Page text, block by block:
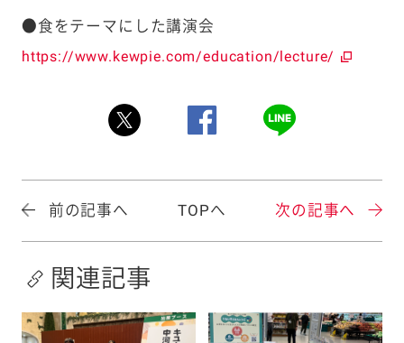
●食をテーマにした講演会
https://www.kewpie.com/education/lecture/
前の記事へ TOPへ 次の記事へ
関連記事